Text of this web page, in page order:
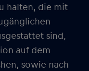
halten, die mit
sind,
auf dem
sowie nach